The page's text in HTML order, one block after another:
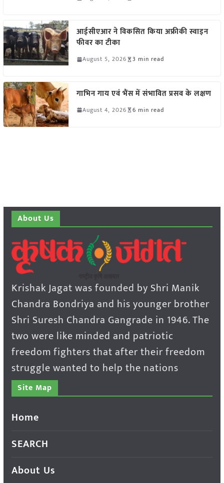
आईसीएआर ने विकसित किया अफ्रीकी स्वाइन
फीवर का टीका
August 5, 2026 3 min read
गाभिन गाय एवं भैंस में संभावित प्रसव के लक्षण
August 4, 2026 6 min read
About Us
Krishak Jagat was founded by Shri Manik
Chandra Bondriya and his younger brother
Shri Suresh Chandra Gangrade in 1946. The
two were like minded and patriotic
freedom fighters that after their freedom
struggle wanted to help the nations
Site Map
Home
SEARCH
About Us